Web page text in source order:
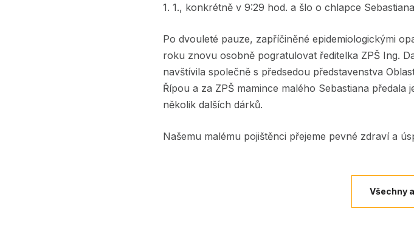
1. 1., konkrétně v 9:29 hod. a šlo o chlapce
Po dvouleté pauze, zapříčiněné epidemiologickými
roku znovu osobně pogratulovat ředitelka ZPŠ Ing.
navštívila společně s předsedou představenstva
Řípou a za ZPŠ mamince malého Sebastiana
několik dalších dárků.
Našemu malému pojištěnci přejeme pevné zdraví a
Všechny